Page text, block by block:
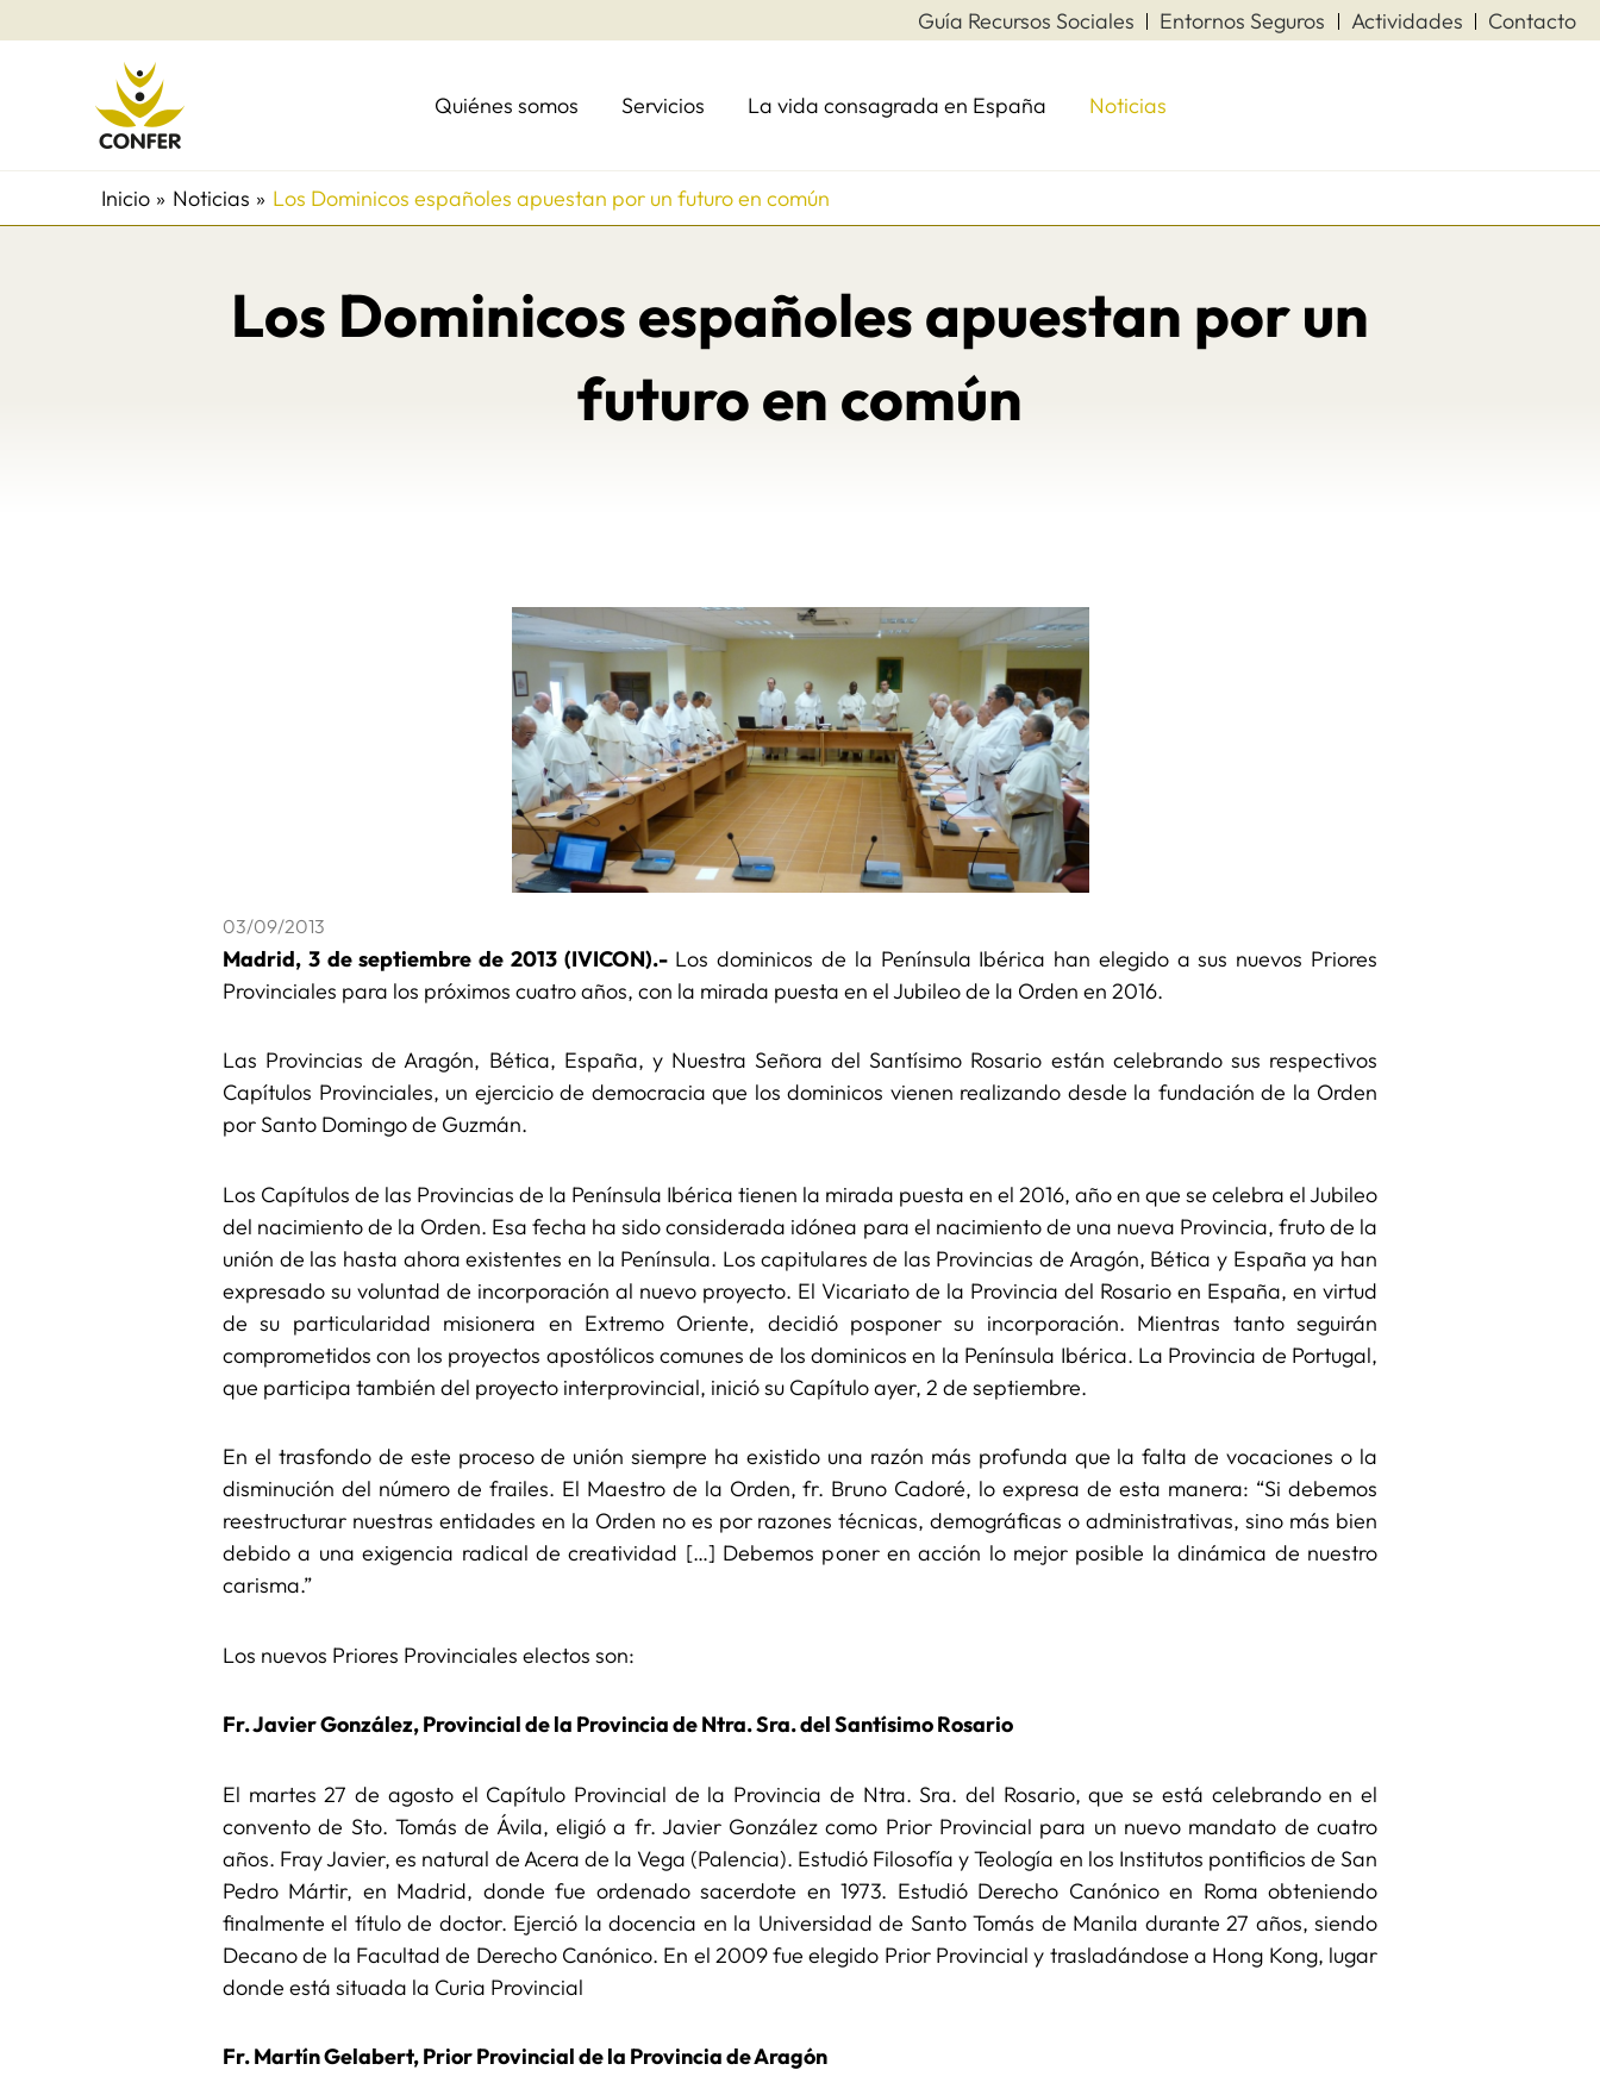
al
Guía Recursos Sociales Entornos Seguros Actividades Contacto
Quiénes somos Servicios La vida consagrada en España Noticias
Inicio Noticias Los Dominicos españoles apuestan por un futuro en común
Los Dominicos españoles apuestan por un
futuro en común
03/09/2013
Madrid, 3 de septiembre de 2013 (IVICON).-Los dominicos de la Península Ibérica han elegido a sus nuevos Priores
Provinciales para los próximos cuatro años, con la mirada puesta en el Jubileo de la Orden en 2016.
Las Provincias de Aragón, Bética, España, y Nuestra Señora del Santísimo Rosario están celebrando sus respectivos
Capítulos Provinciales, un ejercicio de democracia que los dominicos vienen realizando desde la fundación de la Orden
por Santo Domingo de Guzmán.
Los Capítulos de las Provincias de la Península Ibérica tienen la mirada puesta en el 2016, año en que se celebra el Jubileo
del nacimiento de la Orden. Esa fecha ha sido considerada idónea para el nacimiento de una nueva Provincia, fruto de la
unión de las hasta ahora existentes en la Península. Los capitulares de las Provincias de Aragón, Bética y España ya han
expresado su voluntad de incorporación al nuevo proyecto. El Vicariato de la Provincia del Rosario en España, en virtud
de su particularidad misionera en Extremo Oriente, decidió posponer su incorporación. Mientras tanto seguirán
comprometidos con los proyectos apostólicos comunes de los dominicos en la Península Ibérica. La Provincia de Portugal,
que participa también del proyecto interprovincial, inició su Capítulo ayer, 2 de septiembre.
En el trasfondo de este proceso de unión siempre ha existido una razón más profunda que la falta de vocaciones o la
disminución del número de frailes. El Maestro de la Orden, fr. Bruno Cadoré, lo expresa de esta manera: “Si debemos
reestructurar nuestras entidades en la Orden no es por razones técnicas, demográficas o administrativas, sino más bien
debido a una exigencia radical de creatividad […] Debemos poner en acción lo mejor posible la dinámica de nuestro
carisma.”
Los nuevos Priores Provinciales electos son:
Fr. Javier González, Provincial de la Provincia de Ntra. Sra. del Santísimo Rosario
El martes 27 de agosto el Capítulo Provincial de la Provincia de Ntra. Sra. del Rosario, que se está celebrando en el
convento de Sto. Tomás de Ávila, eligió a fr. Javier González como Prior Provincial para un nuevo mandato de cuatro
años. Fray Javier, es natural de Acera de la Vega (Palencia). Estudió Filosofía y Teología en los Institutos pontificios de San
Pedro Mártir, en Madrid, donde fue ordenado sacerdote en 1973. Estudió Derecho Canónico en Roma obteniendo
finalmente el título de doctor. Ejerció la docencia en la Universidad de Santo Tomás de Manila durante 27 años, siendo
Decano de la Facultad de Derecho Canónico. En el 2009 fue elegido Prior Provincial y trasladándose a Hong Kong, lugar
donde está situada la Curia Provincial
Fr. Martín Gelabert, Prior Provincial de la Provincia de Aragón